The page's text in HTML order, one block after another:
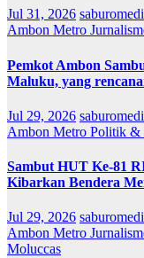
Jul 31, 2026
Ambon Metro
Pemkot Ambon
Maluku, yang
Jul 29, 2026
Ambon Metro Politik &
Sambut HUT Ke-81
Kibarkan Bendera
Jul 29, 2026
Ambon Metro
Moluccas